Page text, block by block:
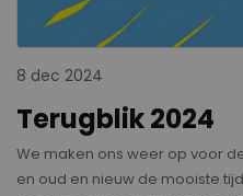
8 dec 2024
Terugblik 2024
We maken ons weer op voor
en oud en nieuw de mooiste